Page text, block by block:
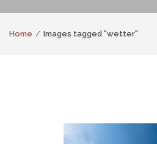
Home Images tagged "wetter"